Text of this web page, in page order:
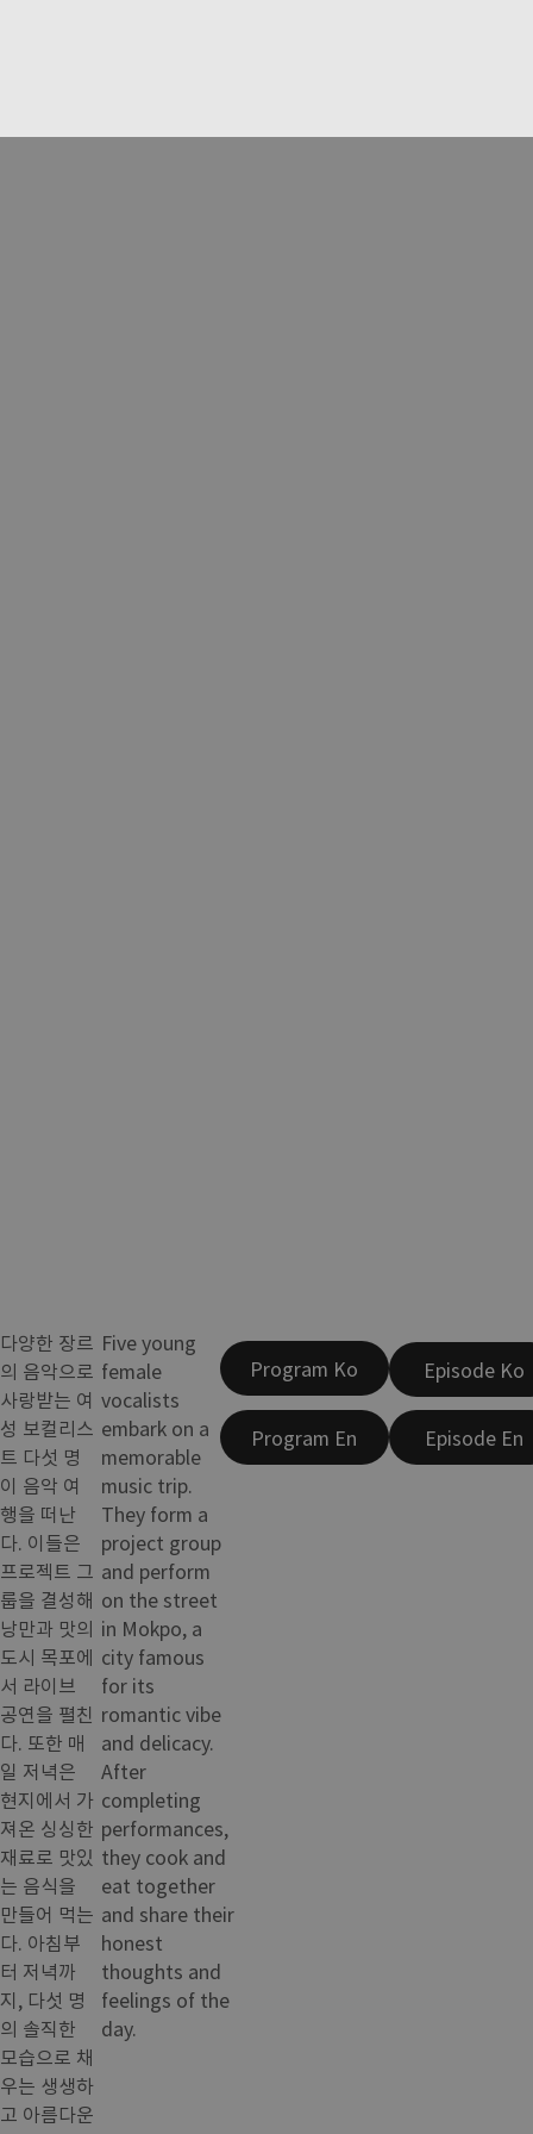
다양한 장르
의 음악으로
사랑받는 여
성 보컬리스
트 다섯 명
이 음악 여
행을 떠난
다. 이들은
프로젝트 그
룹을 결성해
낭만과 맛의
도시 목포에
서 라이브
공연을 펼친
다. 또한 매
일 저녁은
현지에서 가
져온 싱싱한
재료로 맛있
는 음식을
만들어 먹는
다. 아침부
터 저녁까
지, 다섯 명
의 솔직한
모습으로 채
우는 생생하
고 아름다운
Five young
female
vocalists
embark on a
memorable
music trip.
They form a
project group
and perform
on the street
in Mokpo, a
city famous
for its
romantic vibe
and delicacy.
After
completing
performances,
they cook and
eat together
and share their
honest
thoughts and
feelings of the
day.
Program Ko
Program En
Episode Ko
Episode En